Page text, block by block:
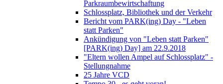
Parkraumbewirtschaftung
Schlossplatz, Bibliothek und der Verkehr
Bericht vom PARK(ing) Day - "Leben
statt Parken"
Ankündigung von "Leben statt Parken"
[PARK(ing) Day] am 22.9.2018
"Eltern wollen Ampel auf Schlossplatz" -
Stellungnahme
25 Jahre VCD